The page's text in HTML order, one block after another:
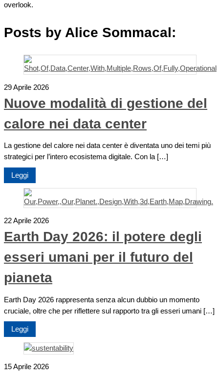
overlook.
Posts by Alice Sommacal:
29 Aprile 2026
Nuove modalità di gestione del
calore nei data center
La gestione del calore nei data center è diventata uno dei temi più
strategici per l’intero ecosistema digitale. Con la […]
Leggi
22 Aprile 2026
Earth Day 2026: il potere degli
esseri umani per il futuro del
pianeta
Earth Day 2026 rappresenta senza alcun dubbio un momento
cruciale, oltre che per riflettere sul rapporto tra gli esseri umani […]
Leggi
15 Aprile 2026